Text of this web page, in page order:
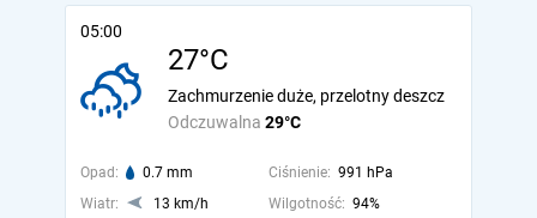
05:00
27°C
Odczuwalna 29°C
Zachmurzenie duże, przelotny deszcz
Opad: 0.7 mm Ciśnienie: 991 hPa
Wiatr:
13 km/h Wilgotność: 94%